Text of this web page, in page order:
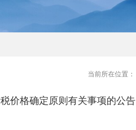
当前所在位置：
价格确定原则有关事项的公告